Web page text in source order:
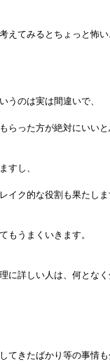
えてみるとちょっと怖
うのは実は間違いで、
らった方が絶対にいい
すし、
イク的な役割も果たし
もうまくいきます。
に詳しい人は、何とな
てきたばかり等の事情